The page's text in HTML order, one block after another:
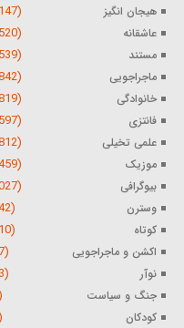
هیجان انگیز (9147)
عاشقانه (6520)
مستند (5539)
ماجراجویی (3842)
خانوادگی (2819)
فانتزی (2597)
علمی تخیلی (1812)
موزیک (1459)
بیوگرافی (1027)
وسترن (742)
کوتاه (310)
اکشن و ماجراجویی (37)
نوآر (23)
جنگ و سیاست
کودکان